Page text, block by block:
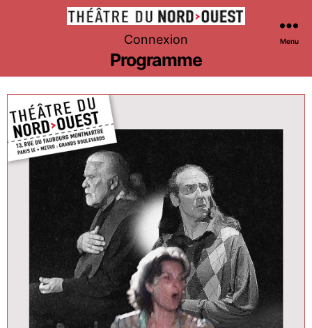
Théâtre
du
Nord-
Ouest
Connexion Menu
Programme